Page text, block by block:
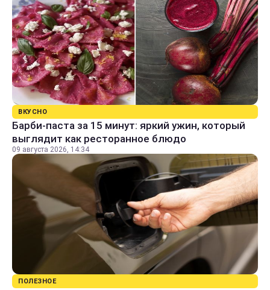
ВКУСНО
Барби-паста за 15 минут: яркий ужин, который
выглядит как ресторанное блюдо
09 августа 2026, 14:34
ПОЛЕЗНОЕ